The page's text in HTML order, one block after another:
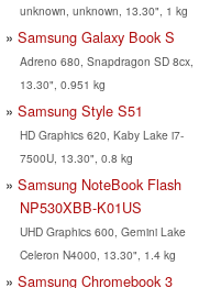
unknown, unknown, 13.30", 1 kg
Samsung Galaxy Book S
Adreno 680, Snapdragon SD 8cx,
13.30", 0.951 kg
Samsung Style S51
HD Graphics 620, Kaby Lake i7-
7500U, 13.30", 0.8 kg
Samsung NoteBook Flash
NP530XBB-K01US
UHD Graphics 600, Gemini Lake
Celeron N4000, 13.30", 1.4 kg
Samsung Chromebook 3